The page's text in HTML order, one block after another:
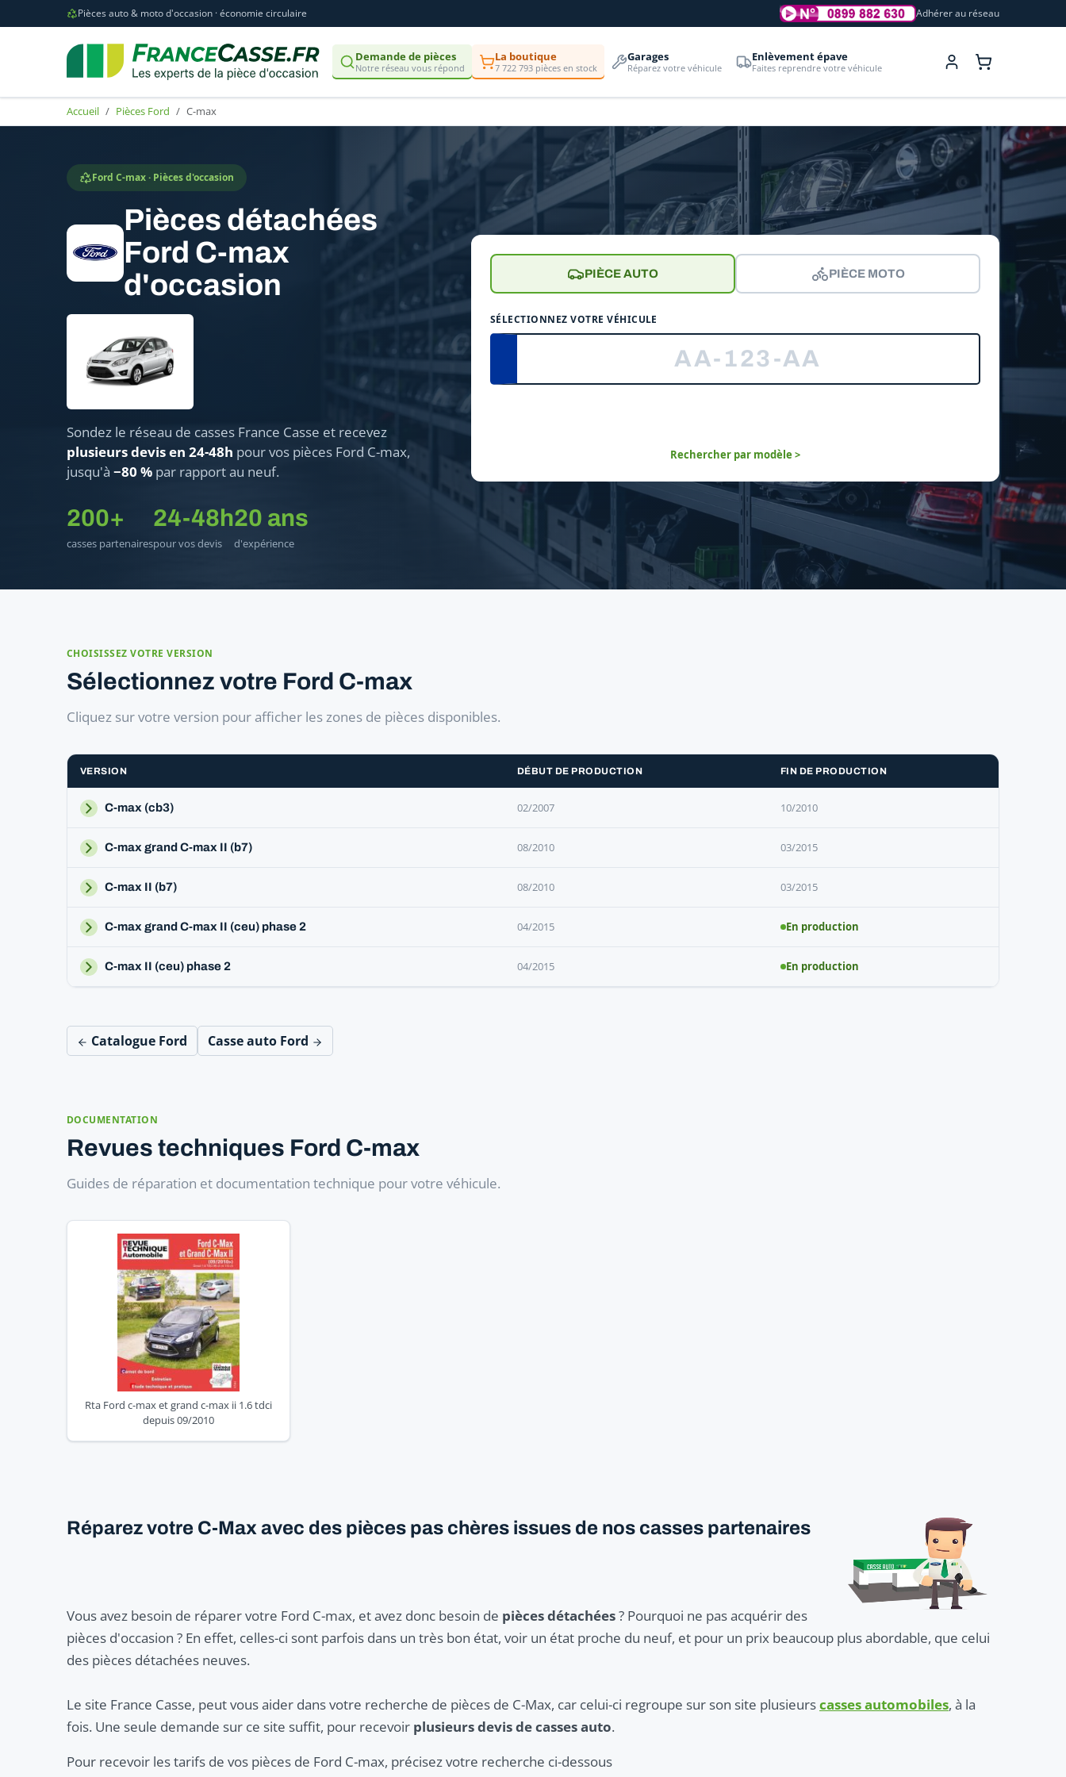
Pièces auto & moto d'occasion · économie circulaire Adhérer au réseau
Demande de pièces
Notre réseau vous répond
La boutique
7 722 793 pièces en stock
Garages
Réparez votre véhicule
Enlèvement épave
Faites reprendre votre véhicule
Accueil Pièces Ford C-max
Ford C-max · Pièces d'occasion
Pièces détachées
Ford C-max
d'occasion
Sondez le réseau de casses France Casse et recevez
plusieurs devis en 24-48h pour vos pièces Ford C-max,
jusqu'à −80 % par rapport au neuf.
200+
casses partenaires
24-48h
pour vos devis
20 ans
d'expérience
PIÈCE AUTO PIÈCE MOTO
SÉLECTIONNEZ VOTRE VÉHICULE
Rechercher par modèle >
CHOISISSEZ VOTRE VERSION
Sélectionnez votre Ford C-max
Cliquez sur votre version pour afficher les zones de pièces disponibles.
VERSION DÉBUT DE PRODUCTION FIN DE PRODUCTION
C-max (cb3) 02/2007 10/2010
C-max grand C-max II (b7) 08/2010 03/2015
C-max II (b7) 08/2010 03/2015
C-max grand C-max II (ceu) phase 2 04/2015 En production
C-max II (ceu) phase 2 04/2015 En production
Catalogue Ford Casse auto Ford
DOCUMENTATION
Revues techniques Ford C-max
Guides de réparation et documentation technique pour votre véhicule.
Rta Ford c-max et grand c-max ii 1.6 tdci
depuis 09/2010
Réparez votre C-Max avec des pièces pas chères issues de nos casses partenaires
Vous avez besoin de réparer votre Ford C-max, et avez donc besoin de pièces détachées? Pourquoi ne pas acquérir des
pièces d'occasion ? En effet, celles-ci sont parfois dans un très bon état, voir un état proche du neuf, et pour un prix beaucoup plus abordable, que celui
des pièces détachées neuves.
Le site France Casse, peut vous aider dans votre recherche de pièces de C-Max, car celui-ci regroupe sur son site plusieurscasses automobiles, à la
fois. Une seule demande sur ce site suffit, pour recevoir plusieurs devis de casses auto.
Pour recevoir les tarifs de vos pièces de Ford C-max, précisez votre recherche ci-dessous